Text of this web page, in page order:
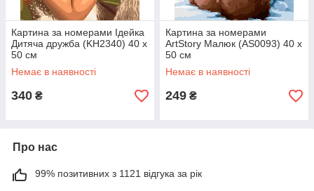
Картина за номерами Ідейка
Дитяча дружба (KH2340) 40 х
50 см
Немає в наявності
340 ₴
Картина за номерами
ArtStory Малюк (AS0093) 40 х
50 см
Немає в наявності
249 ₴
Про нас
99% позитивних з 1121 відгука за рік